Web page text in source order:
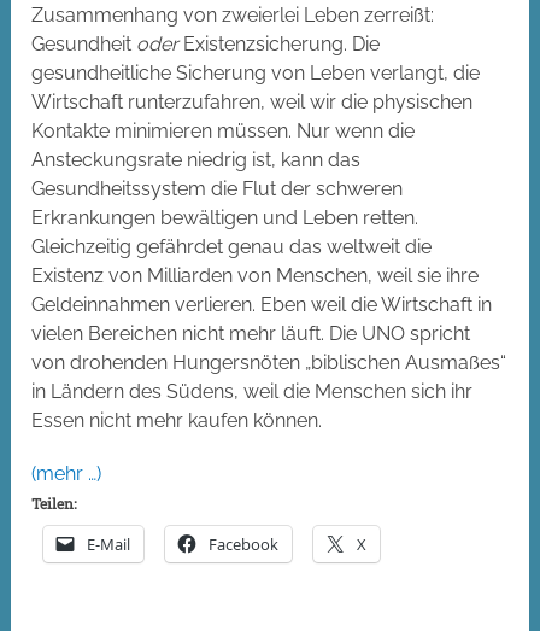
Zusammenhang von zweierlei Leben zerreißt:
Gesundheit oderExistenzsicherung. Die
gesundheitliche Sicherung von Leben verlangt, die
Wirtschaft runterzufahren, weil wir die physischen
Kontakte minimieren müssen. Nur wenn die
Ansteckungsrate niedrig ist, kann das
Gesundheitssystem die Flut der schweren
Erkrankungen bewältigen und Leben retten.
Gleichzeitig gefährdet genau das weltweit die
Existenz von Milliarden von Menschen, weil sie ihre
Geldeinnahmen verlieren. Eben weil die Wirtschaft in
vielen Bereichen nicht mehr läuft. Die UNO spricht
von drohenden Hungersnöten „biblischen Ausmaßes“
in Ländern des Südens, weil die Menschen sich ihr
Essen nicht mehr kaufen können.
(mehr …)
Teilen:
E-Mail Facebook X